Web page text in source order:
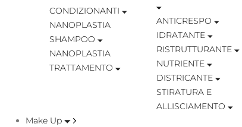
CONDIZIONANTI
NANOPLASTIA
SHAMPOO
NANOPLASTIA
TRATTAMENTO
ANTICRESPO
IDRATANTE
RISTRUTTURANTE
NUTRIENTE
DISTRICANTE
STIRATURA E
ALLISCIAMENTO
Make Up